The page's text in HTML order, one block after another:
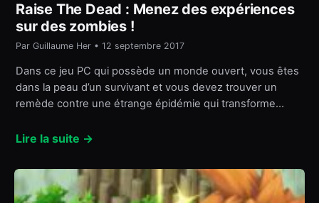
Raise The Dead : Menez des expériences
sur des zombies !
Par Guillaume Her • 12 septembre 2017
Dans ce jeu PC qui possède un monde ouvert, vous êtes
dans la peau d’un survivant et vous devez trouver un
remède contre une étrange épidémie qui transforme…
Lire la suite →